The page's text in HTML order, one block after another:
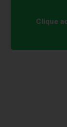
Clique